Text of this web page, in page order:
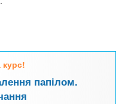
курс!
папілом.